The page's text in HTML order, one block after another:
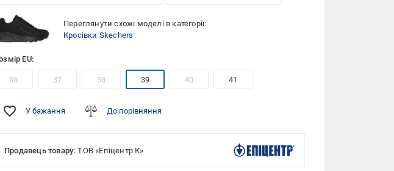
Переглянути схожі моделі в категорії:
Кросівки Skechers
EU:
36 37 38 39 40 41
У бажання До порівняння
Продавець товару: ТОВ «Епіцентр К»